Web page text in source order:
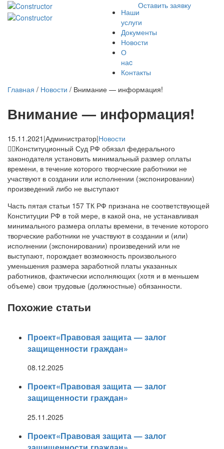
Наши
услуги
Документы
Новости
О
наc
Контакты
Оставить заявку
Главная / Новости / Внимание — информация!
Внимание — информация!
15.11.2021 |Администратор|Новости
👉🏻Конституционный Суд РФ обязал федерального
законодателя установить минимальный размер оплаты
времени, в течение которого творческие работники не
участвуют в создании или исполнении (экспонировании)
произведений либо не выступают
Часть пятая статьи 157 ТК РФ признана не соответствующей
Конституции РФ в той мере, в какой она, не устанавливая
минимального размера оплаты времени, в течение которого
творческие работники не участвуют в создании и (или)
исполнении (экспонировании) произведений или не
выступают, порождает возможность произвольного
уменьшения размера заработной платы указанных
работников, фактически исполняющих (хотя и в меньшем
объеме) свои трудовые (должностные) обязанности.
Похожие статьи
Проект«Правовая защита — залог
защищенности граждан»
08.12.2025
Проект«Правовая защита — залог
защищенности граждан»
25.11.2025
Проект«Правовая защита — залог